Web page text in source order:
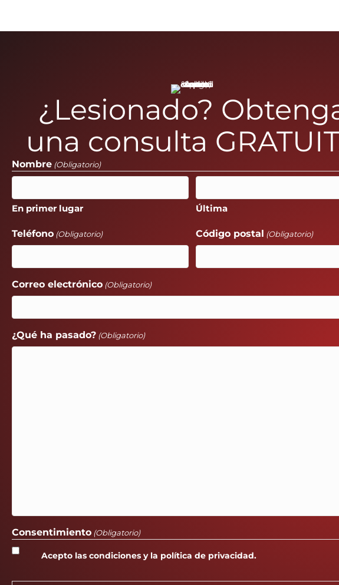
¿Lesionado?
una consulta
Nombre (Obligatorio)
En primer lugar Última
Teléfono (Obligatorio) Código postal (Obligatorio)
Correo electrónico (Obligatorio)
¿Qué ha pasado? (Obligatorio)
Consentimiento (Obligatorio)
Acepto las condiciones y la política de privacidad.